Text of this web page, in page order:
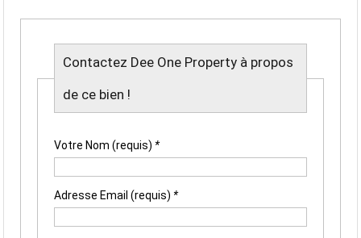
Contactez Dee One Property à propos
de ce bien !
Votre Nom (requis) *
Adresse Email (requis) *